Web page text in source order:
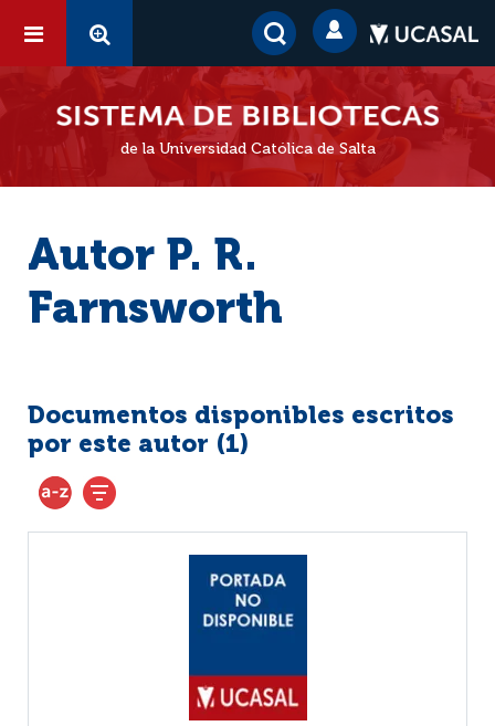
de la Universidad Católica de Salta
Autor P. R.
Farnsworth
Documentos disponibles escritos
por este autor (1)